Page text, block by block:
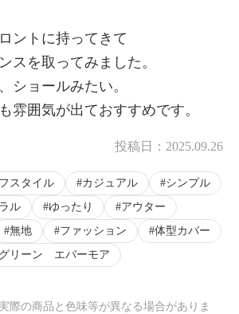
ントに持ってきて
スを取ってみました。
ショールみたい。
雰囲気が出ておすすめです。
投稿日： 2025.09.26
スタイル カジュアル
シンプル
ル ゆったり
アウター
無地 ファッション
体型カバー
リーン エバーモア
際の商品と色味等が異なる場合がありま